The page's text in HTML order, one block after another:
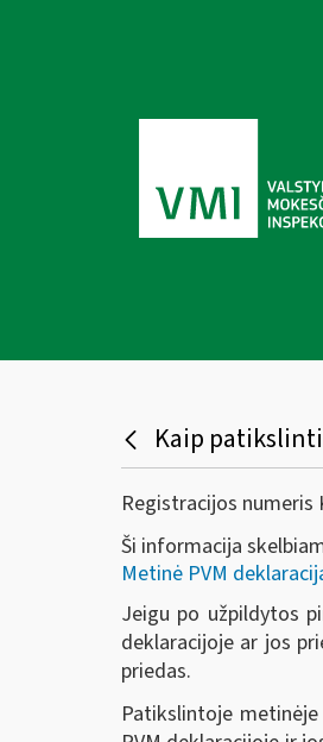
Kaip
Registracijos numeris
Ši informacija
Metinė PVM
Jeigu po užpildytos
deklaracijoje ar jos
priedas.
Patikslintoje